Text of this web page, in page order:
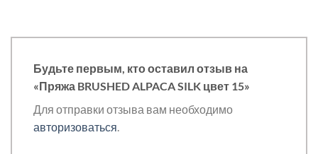
Будьте первым, кто оставил отзыв на
«Пряжа BRUSHED ALPACA SILK цвет 15»
Для отправки отзыва вам необходимо
авторизоваться